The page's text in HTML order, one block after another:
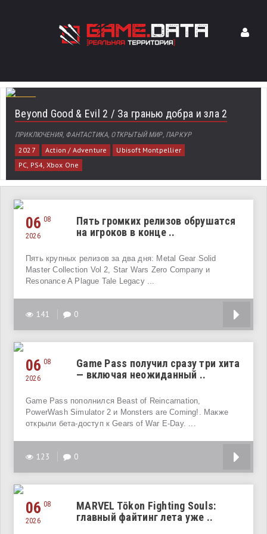
Beyond Good & Evil 2 / За гранью добра и зла 2
ПРИКЛЮЧЕНИЯ, ФАНТАСТИКА, ОТКРЫТЫЙ МИР, ПАРКУР
2027 Action / Adventure
Ubisoft Montpellier
PC, PS4, Xbox One
06 08
2026
Пять громких релизов обрушатся
на игроков в конце ..
Пять крупных релизов за два дня: Metal Gear Solid
Master Collection Vol 2, Star Wars Zero Company и
Resonance A Plague Tale Legacy ...
141 0
06 08
2026
Game Pass получил сразу три хита
— включая неожиданный ..
Game Pass пополнился Beast of Reincarnation,
PowerWash Simulator 2 и Monsters are Coming!. Макже
открыли бета-доступ к Gears of War E-Day. ...
123 0
06 08
2026
MARVEL Tōkon Fighting Souls:
главный файтинг лета уже ..